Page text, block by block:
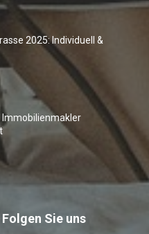
2025: Individuell &
Sie uns